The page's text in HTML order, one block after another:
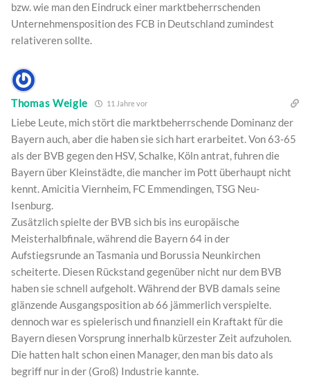
bzw. wie man den Eindruck einer marktbeherrschenden
Unternehmensposition des FCB in Deutschland zumindest
relativeren sollte.
Thomas Weigle 11 Jahre vor
Liebe Leute, mich stört die marktbeherrschende Dominanz der
Bayern auch, aber die haben sie sich hart erarbeitet. Von 63-65
als der BVB gegen den HSV, Schalke, Köln antrat, fuhren die
Bayern über Kleinstädte, die mancher im Pott überhaupt nicht
kennt. Amicitia Viernheim, FC Emmendingen, TSG Neu-
Isenburg.
Zusätzlich spielte der BVB sich bis ins europäische
Meisterhalbfinale, während die Bayern 64 in der
Aufstiegsrunde an Tasmania und Borussia Neunkirchen
scheiterte. Diesen Rückstand gegenüber nicht nur dem BVB
haben sie schnell aufgeholt. Während der BVB damals seine
glänzende Ausgangsposition ab 66 jämmerlich verspielte.
dennoch war es spielerisch und finanziell ein Kraftakt für die
Bayern diesen Vorsprung innerhalb kürzester Zeit aufzuholen.
Die hatten halt schon einen Manager, den man bis dato als
begriff nur in der (Groß) Industrie kannte.